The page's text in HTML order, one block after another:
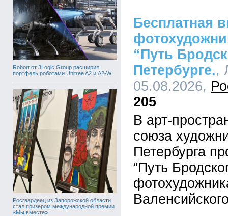
Robort от 3Logic Group расширил
портфель роботами Unitree A2 и A2-W
Росгвардеец из Запорожской области
стал призером международной премии
«Мы вместе»
Бесплатная
“Путь
Петербурге.,
05.08.2026,
205
В арт-
союза
Петербурга
“Путь